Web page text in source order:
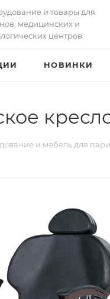
и товары для
медицинских и
центров
НОВИНКИ
и мебель для